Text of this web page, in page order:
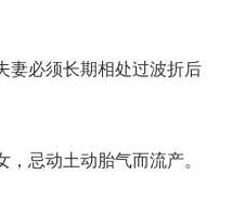
妻必须长期相处过波折后
忌动土动胎气而流产。